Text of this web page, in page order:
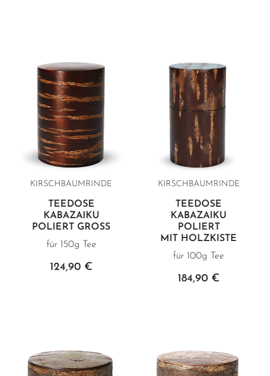
KIRSCHBAUMRINDE
TEEDOSE
KABAZAIKU
POLIERT GROSS
für 150g Tee
124,90 €
KIRSCHBAUMRINDE
TEEDOSE
KABAZAIKU
POLIERT
MIT HOLZKISTE
für 100g Tee
184,90 €